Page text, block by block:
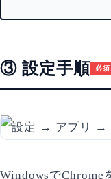
③ 設定手順 必須
WindowsでChrome